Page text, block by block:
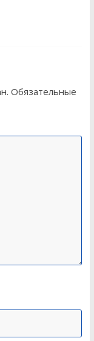
Обязательные